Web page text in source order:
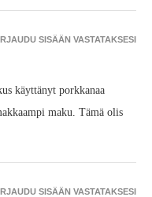
käyttänyt porkkanaa
maku. Tämä olis
SISÄÄN VASTATAKSESI
SISÄÄN VASTATAKSESI